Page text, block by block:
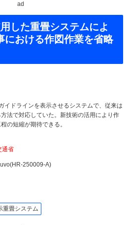
ad
した重畳システムによ
における作図作業を省略
イドラインを表示させるシステムで、従来は
法で対応していた。新技術の活用により作
の短縮が期待できる。
通省
重畳システム